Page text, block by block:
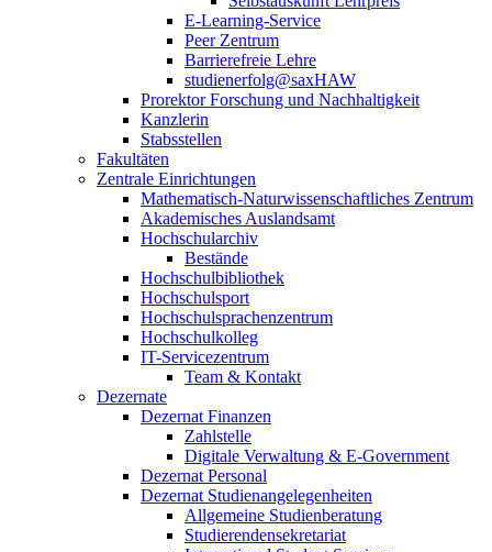
E-Learning-Service
Peer Zentrum
Barrierefreie Lehre
studienerfolg@saxHAW
Prorektor Forschung und Nachhaltigkeit
Kanzlerin
Stabsstellen
Fakultäten
Zentrale Einrichtungen
Mathematisch-Naturwissenschaftliches Zentrum
Akademisches Auslandsamt
Hochschularchiv
Bestände
Hochschulbibliothek
Hochschulsport
Hochschulsprachenzentrum
Hochschulkolleg
IT-Servicezentrum
Team & Kontakt
Dezernate
Dezernat Finanzen
Zahlstelle
Digitale Verwaltung & E-Government
Dezernat Personal
Dezernat Studienangelegenheiten
Allgemeine Studienberatung
Studierendensekretariat